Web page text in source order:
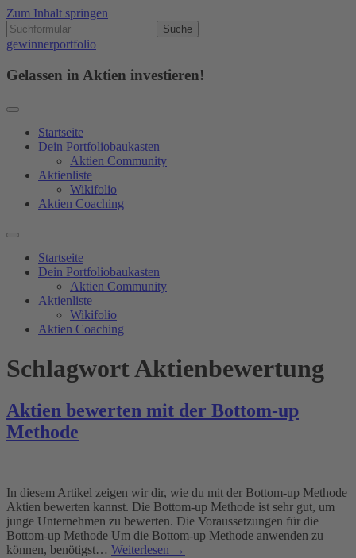
Zum Inhalt springen
gewinnerportfolio
Gelassen in Aktien investieren!
Startseite
Dein Portfoliobaukasten
Aktien Community
Aktienliste
Wikifolio
Aktien Coaching
Startseite
Dein Portfoliobaukasten
Aktien Community
Aktienliste
Wikifolio
Aktien Coaching
SchlagwortAktienbewertung
Aktien bewerten mit der Bottom-up
Methode
In diesem Artikel zeigen wir dir, wie du mit der Bottom-up Methode
Aktien bewerten kannst. Die Bottom-up Methode ist sehr gut, um
junge Unternehmen zu bewerten. Die Voraussetzungen für die
Bottom-up Methode Um die Bottom-up Methode anwenden zu
können, benötigst… Weiterlesen →